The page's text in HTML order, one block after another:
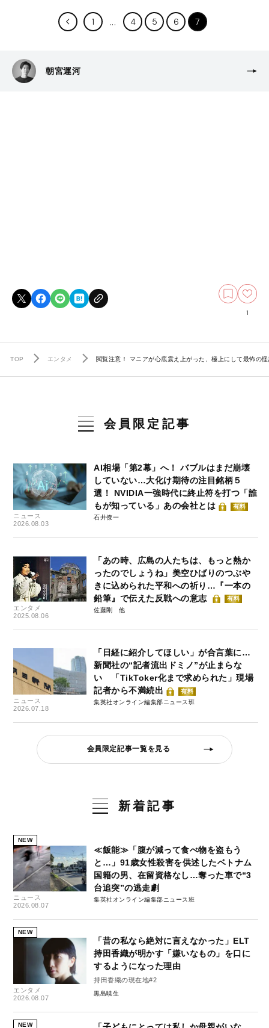
1 4 5 6 7
朝宮運河
1
TOP エンタメ 閲覧注意！ マニアが心底震え上がった、極上にして最怖の
会員限定記事
ニュース
2026.08.03
AI相場「第2幕」へ！ バブルはまだ崩壊
していない…大化け期待の注目銘柄５
選！ NVIDIA一強時代に終止符を打つ「誰
もが知っている」あの会社とは
有料
石井僚一
エンタメ
2025.08.06
「あの時、広島の人たちは、もっと熱か
ったのでしょうね」美空ひばりのつぶや
きに込められた平和への祈り…『一本の
鉛筆』で伝えた反戦への意志
有料
佐藤剛
ニュース
2026.07.18
「日経に紹介してほしい」が合言葉に…
新聞社の“記者流出ドミノ”が止まらな
い 「TikToker化まで求められた」現場
記者から不満続出
有料
集英社オンライン編集部ニュース班
会員限定記事一覧を見る
新着記事
NEW
ニュース
2026.08.07
≪飯能≫「腹が減って食べ物を盗もう
と…」91歳女性殺害を供述したベトナム
国籍の男、在留資格なし…奪った車で“3
台追突”の逃走劇
集英社オンライン編集部ニュース班
NEW
エンタメ
2026.08.07
「昔の私なら絶対に言えなかった」ELT
持田香織が明かす「嫌いなもの」を口に
するようになった理由
持田香織の現在地#2
黒島暁生
NEW